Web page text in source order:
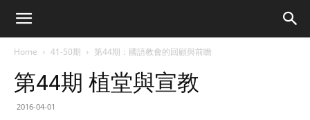
Home 41-50期 第44期：國語教會的回顧與前瞻
第44期 植堂與宣教
2016-04-01